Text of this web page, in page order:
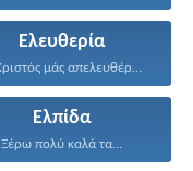
Ελευθερία
Ο Χριστός μάς απελευθέρωσε...
Ελπίδα
Ξέρω πολύ καλά τα...